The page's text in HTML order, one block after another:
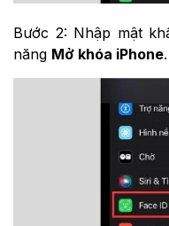
Bước 2: Nhập mật
năng Mở khóa iPhone.